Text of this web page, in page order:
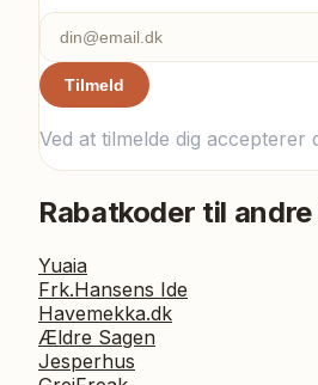
Tilmeld
Ved at tilmelde dig accepterer
Rabatkoder til
Yuaia
Frk.Hansens Ide
Havemekka.dk
Ældre Sagen
Jesperhus